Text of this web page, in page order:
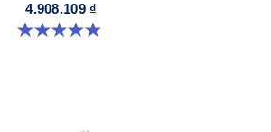
4.908.109 ₫
4.9 trong số 5 sao. 214 đánh giá